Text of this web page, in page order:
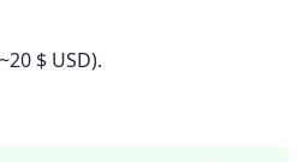
$ USD).